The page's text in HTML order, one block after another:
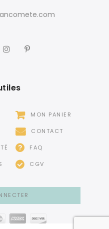
MON PANIER
CONTACT
FAQ
CGV